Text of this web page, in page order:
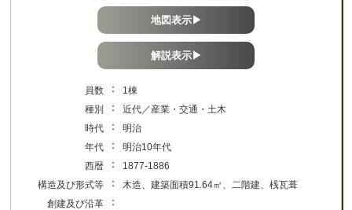
地図表示▶
解説表示▶
員数 ：
1棟
種別
：
近代／産業・交通・土木
時代
：
明治
年代
：
明治10年代
西暦
：
1877-1886
構造及び形式等
：
木造、建築面積91.64㎡、二階建、桟瓦葺
創建及び沿革
：